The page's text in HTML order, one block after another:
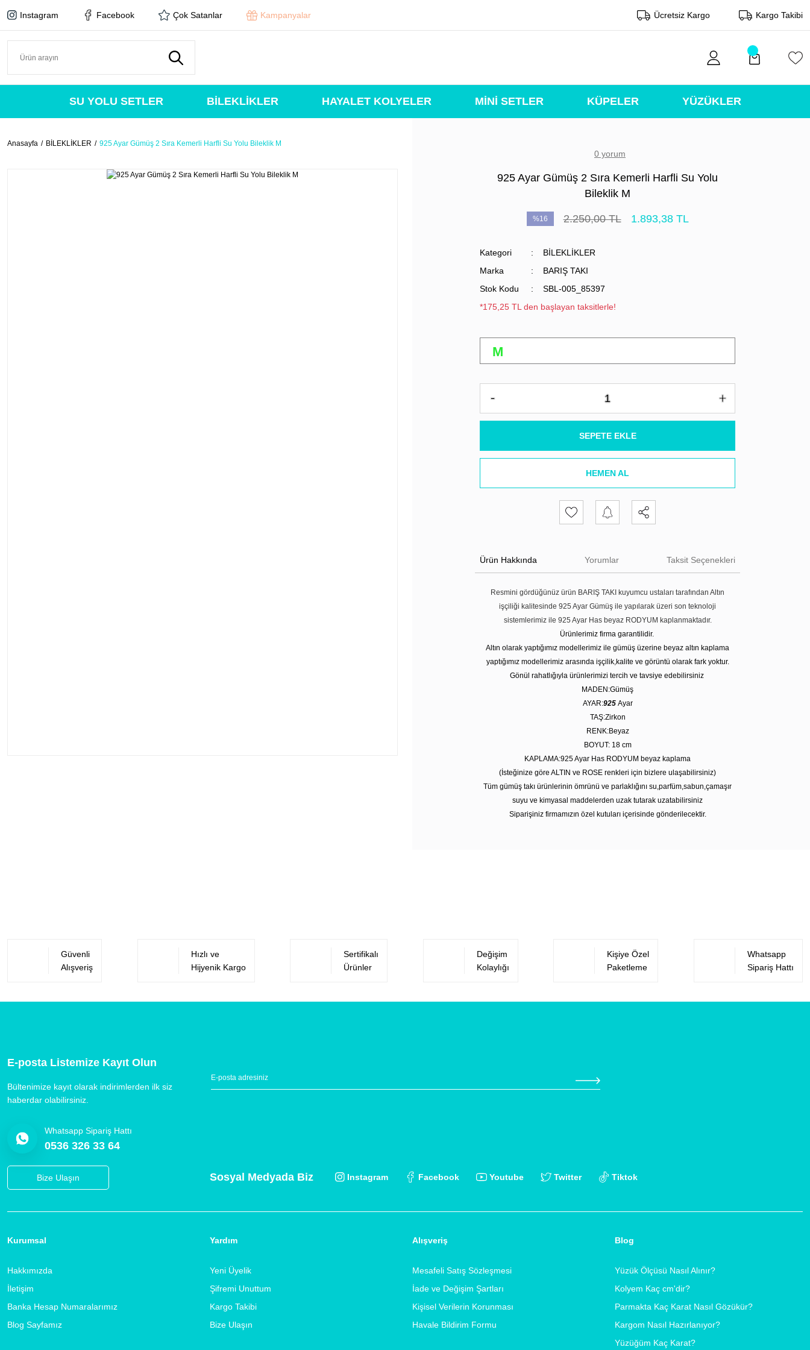
Instagram Facebook Çok Satanlar Kampanyalar Ücretsiz Kargo Kargo Takibi
SU YOLU SETLER BİLEKLİKLER HAYALET KOLYELER MİNİ SETLER KÜPELER YÜZÜKLER
Anasayfa BİLEKLİKLER 925 Ayar Gümüş 2 Sıra Kemerli Harfli Su Yolu Bileklik M
0 yorum
925 Ayar Gümüş 2 Sıra Kemerli Harfli Su Yolu
Bileklik M
%16 2.250,00 TL 1.893,38 TL
Kategori
BİLEKLİKLER
Marka
BARIŞ TAKI
Stok Kodu
SBL-005_85397
*175,25 TL den başlayan taksitlerle!
SEPETE EKLE
HEMEN AL
Ürün Hakkında Yorumlar Taksit Seçenekleri
Resmini gördüğünüz ürün BARIŞ TAKI kuyumcu ustaları tarafından Altın
işçiliği kalitesinde 925 Ayar Gümüş ile yapılarak üzeri son teknoloji
sistemlerimiz ile 925 Ayar Has beyaz RODYUM kaplanmaktadır.
Ürünlerimiz firma garantilidir.
Altın olarak yaptığımız modellerimiz ile gümüş üzerine beyaz altın kaplama
yaptığımız modellerimiz arasında işçilik,kalite ve görüntü olarak fark yoktur.
Gönül rahatlığıyla ürünlerimizi tercih ve tavsiye edebilirsiniz
MADEN:Gümüş
AYAR:925 Ayar
TAŞ:Zirkon
RENK:Beyaz
BOYUT: 18 cm
KAPLAMA:925 Ayar Has RODYUM beyaz kaplama
(İsteğinize göre ALTIN ve ROSE renkleri için bizlere ulaşabilirsiniz)
Tüm gümüş takı ürünlerinin ömrünü ve parlaklığını su,parfüm,sabun,çamaşır
suyu ve kimyasal maddelerden uzak tutarak uzatabilirsiniz
Siparişiniz firmamızın özel kutuları içerisinde gönderilecektir.
Güvenli
Alışveriş
Hızlı ve
Hijyenik Kargo
Sertifikalı
Ürünler
Değişim
Kolaylığı
Kişiye Özel
Paketleme
Whatsapp
Sipariş Hattı
E-posta Listemize Kayıt Olun
Bültenimize kayıt olarak indirimlerden ilk siz
haberdar olabilirsiniz.
Whatsapp Sipariş Hattı
0536 326 33 64
Bize Ulaşın Sosyal Medyada Biz Instagram Facebook Youtube Twitter Tiktok
Kurumsal
Hakkımızda
İletişim
Banka Hesap Numaralarımız
Blog Sayfamız
Yardım
Yeni Üyelik
Şifremi Unuttum
Kargo Takibi
Bize Ulaşın
Alışveriş
Mesafeli Satış Sözleşmesi
İade ve Değişim Şartları
Kişisel Verilerin Korunması
Havale Bildirim Formu
Blog
Yüzük Ölçüsü Nasıl Alınır?
Kolyem Kaç cm'dir?
Parmakta Kaç Karat Nasıl Gözükür?
Kargom Nasıl Hazırlanıyor?
Yüzüğüm Kaç Karat?